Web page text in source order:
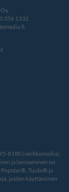
356 1332
8180 (verkkomedia).
ja lainaaminen on
Tuubi® ja
joiden käyttäminen